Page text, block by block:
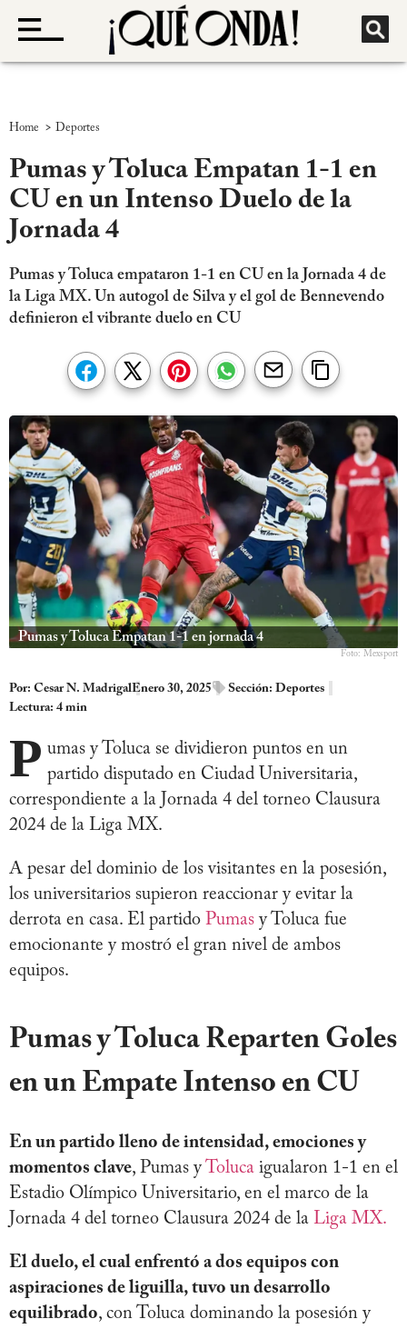
Home > Deportes
Pumas y Toluca Empatan 1-1 en
CU en un Intenso Duelo de la
Jornada 4
Pumas y Toluca empataron 1-1 en CU en la Jornada 4 de
la Liga MX. Un autogol de Silva y el gol de Bennevendo
definieron el vibrante duelo en CU
Pumas y Toluca Empatan 1-1 en jornada 4
Foto: Mexsport
Por: Cesar N. MadrigalEnero 30, 2025 Sección: Deportes
Lectura: 4 min
P umas y Toluca se dividieron puntos en un
partido disputado en Ciudad Universitaria,
correspondiente a la Jornada 4 del torneo Clausura
2024 de la Liga MX.
A pesar del dominio de los visitantes en la posesión,
los universitarios supieron reaccionar y evitar la
derrota en casa. El partido Pumas y Toluca fue
emocionante y mostró el gran nivel de ambos
equipos.
Pumas y Toluca Reparten Goles
en un Empate Intenso en CU
En un partido lleno de intensidad, emociones y
momentos clave, Pumas yToluca igualaron 1-1 en el
Estadio Olímpico Universitario, en el marco de la
Jornada 4 del torneo Clausura 2024 de la Liga MX.
El duelo, el cual enfrentó a dos equipos con
aspiraciones de liguilla, tuvo un desarrollo
equilibrado, con Toluca dominando la posesión y